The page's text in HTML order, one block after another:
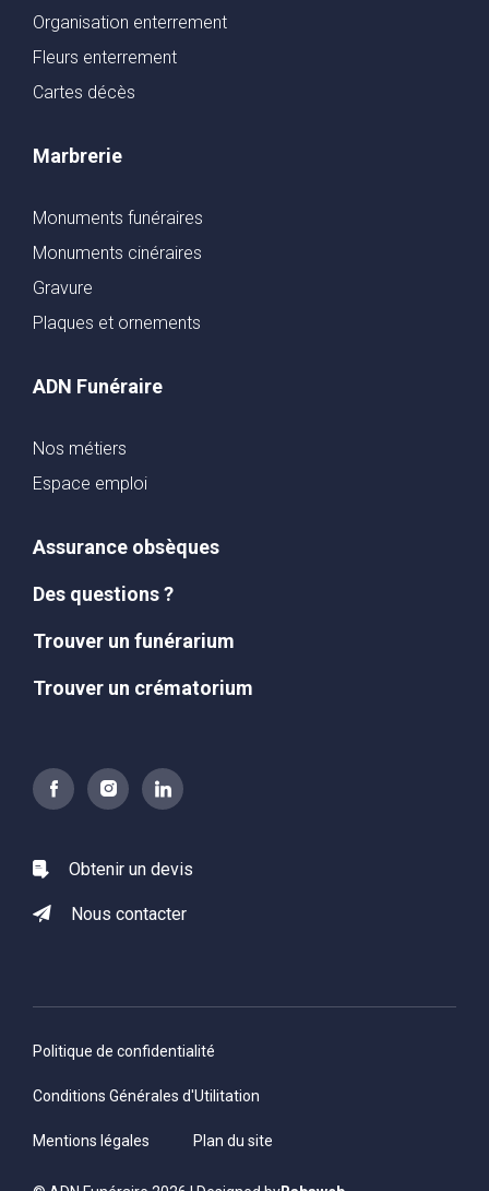
Organisation enterrement
Fleurs enterrement
Cartes décès
Marbrerie
Monuments funéraires
Monuments cinéraires
Gravure
Plaques et ornements
ADN Funéraire
Nos métiers
Espace emploi
Assurance obsèques
Des questions ?
Trouver un funérarium
Trouver un crématorium
Obtenir un devis
Nous contacter
Politique de confidentialité
Conditions Générales d'Utilitation
Mentions légales Plan du site